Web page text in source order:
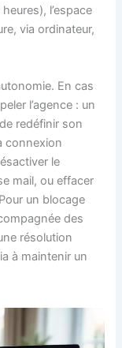
l’espace
via ordinateur,
En cas
l’agence : un
redéfinir son
connexion
le
mail, ou effacer
un blocage
des
résolution
à maintenir un